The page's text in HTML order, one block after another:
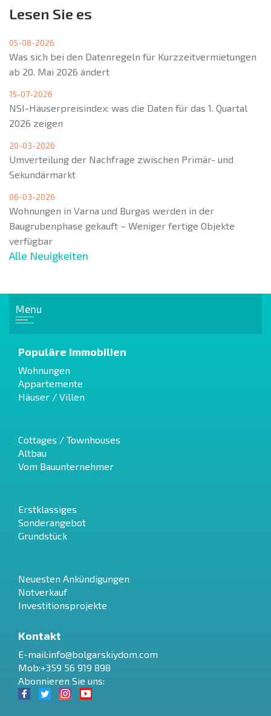
Lesen Sie es
05-08-2026
Was sich bei den Datenregeln für Kurzzeitvermietungen
ab 20. Mai 2026 ändert
15-07-2026
NSI-Häuserpreisindex: was die Daten für das 1. Quartal
2026 zeigen
20-03-2026
Umverteilung der Nachfrage zwischen Primär- und
Sekundärmarkt
06-03-2026
Wohnungen in Varna und Burgas werden in der
Baugrubenphase gekauft – Weniger fertige Objekte
verfügbar
Alle Neuigkeiten
Menu
Populäre Immobilien
Wohnungen
Appartemente
Häuser / Villen
Cottages / Townhouses
Altbau
Vom Bauunternehmer
Erstklassiges
Sonderangebot
Grundstück
Neuesten Ankündigungen
Notverkauf
Investitionsprojekte
Kontakt
E-mail:info@bolgarskiydom.com
Mob:+359 56 919 898
Abonnieren Sie uns: